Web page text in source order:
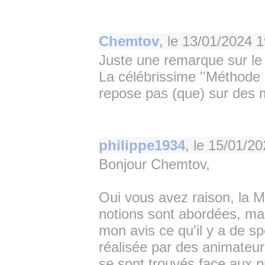
Chemtov, le 13/01/2024
Juste une remarque sur
La célébrissime
repose pas (que) sur des
philippe1934, le 15/01/
Bonjour Chemtov,
Oui vous avez raison, la
notions sont abordées,
mon avis ce qu'il y a de
réalisée par des